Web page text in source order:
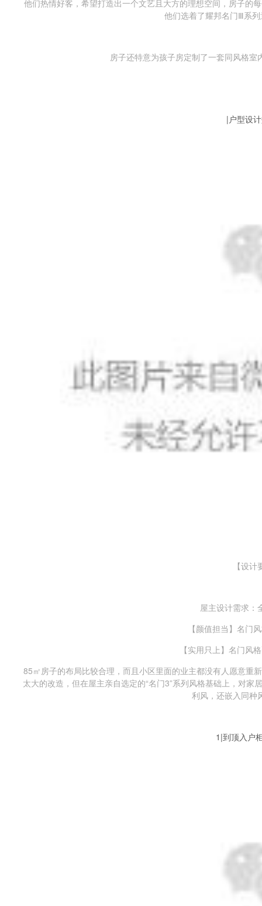
他们热情好客，希望打造出一个文艺且大方的理想空间，房子的
他们选着了耀邦名门Ⅲ系
房子还特意为孩子房定制了一套同风格
|户型设
【设
屋主设计需求：
【颜值担当】名门
【实用只上】名门风
85㎡房子的布局比较合理，而且小区里面的业主都没有人愿意重
太大的改造，但在屋主亲自选定的“名门3”系列风格基础上，对
利风，还嵌入同种
1|到顶入户